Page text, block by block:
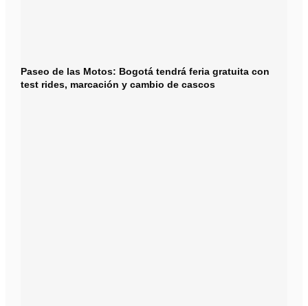
Paseo de las Motos: Bogotá tendrá feria gratuita con
test rides, marcación y cambio de cascos